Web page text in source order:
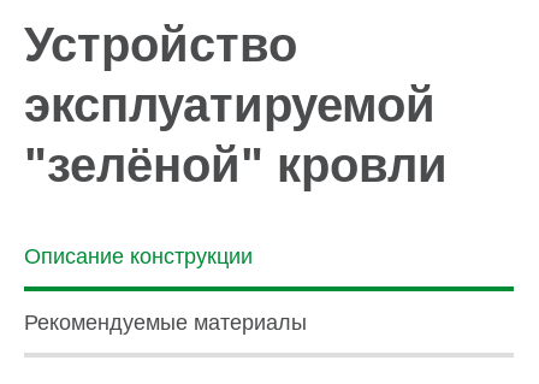
Устройство
эксплуатируемой
"зелёной" кровли
Описание конструкции
Рекомендуемые материалы